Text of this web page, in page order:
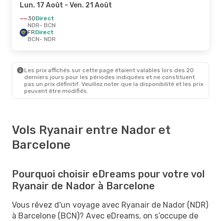
Lun. 17 Août - Ven. 21 Août
3ODirect
NDR- BCN
FRDirect
BCN- NDR
Les prix affichés sur cette page étaient valables lors des 20
derniers jours pour les périodes indiquées et ne constituent
pas un prix définitif. Veuillez noter que la disponibilité et les prix
peuvent être modifiés.
Vols Ryanair entre Nador et
Barcelone
Pourquoi choisir eDreams pour votre vol
Ryanair de Nador à Barcelone
Vous rêvez d'un voyage avec Ryanair de Nador (NDR)
à Barcelone (BCN)? Avec eDreams, on s’occupe de